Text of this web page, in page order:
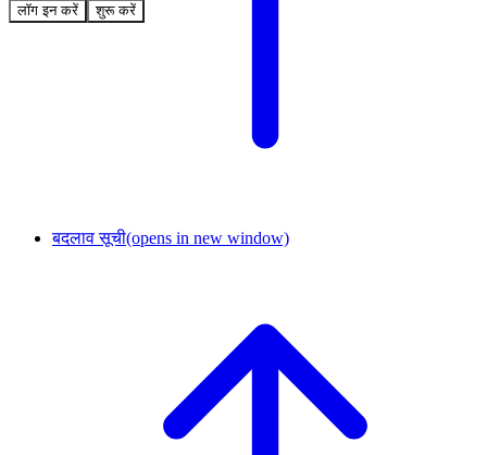
लॉग इन करें शुरू करें
बदलाव सूची(opens in new window)